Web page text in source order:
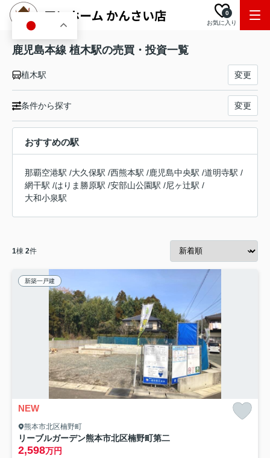
お気に入り
0
鹿児島本線 植木駅の売買・投資一覧
植木駅 変更
条件から探す 変更
おすすめの駅
那覇空港駅 /大久保駅 /西熊本駅 /鹿児島中央駅 /道明寺駅 /
網干駅 /はりま勝原駅 /安部山公園駅 /尼ヶ辻駅 /
大和小泉駅
1棟 2件
新築一戸建
NEW
熊本市北区楠野町
リーブルガーデン熊本市北区楠野町第二
2,598万円